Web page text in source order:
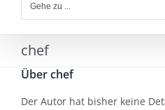
Gehe zu ...
chef
Überchef
Der Autor hat bisher keine